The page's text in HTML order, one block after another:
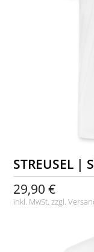
STREUSEL |
29,90 €
inkl. MwSt. zzgl.